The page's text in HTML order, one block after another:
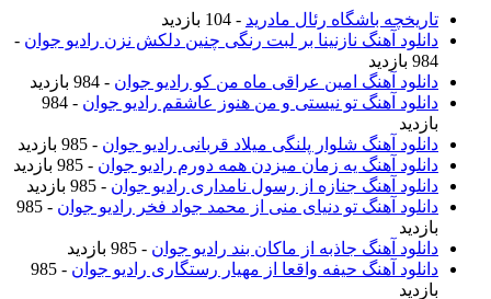
باشگاه رئال مادرید- 104 بازدید
آهنگ نازنینا بر لبت رنگی چنین دلکش نزن رادیو جوان -
آهنگ امین عراقی ماه من کو رادیو جوان - 984 بازدید
آهنگ تو نیستی و من هنوز عاشقم رادیو جوان
- 984
آهنگ شلوار پلنگی میلاد قربانی رادیو جوان - 985 بازدید
آهنگ یه زمان میزدن همه دورم رادیو جوان - 985 بازدید
آهنگ جنازه از رسول نامداری رادیو جوان - 985 بازدید
آهنگ تو دنیای منی از محمد جواد فخر رادیو جوان
- 985
آهنگ جاذبه از ماکان بند رادیو جوان - 985 بازدید
آهنگ حیفه واقعا از مهیار رستگاری رادیو جوان
- 985